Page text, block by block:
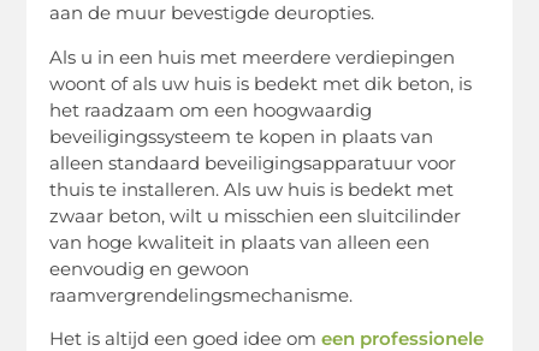
aan de muur bevestigde deuropties.
Als u in een huis met meerdere verdiepingen
woont of als uw huis is bedekt met dik beton, is
het raadzaam om een ​​hoogwaardig
beveiligingssysteem te kopen in plaats van
alleen standaard beveiligingsapparatuur voor
thuis te installeren. Als uw huis is bedekt met
zwaar beton, wilt u misschien een sluitcilinder
van hoge kwaliteit in plaats van alleen een
eenvoudig en gewoon
raamvergrendelingsmechanisme.
Het is altijd een goed idee omeen ​​professionele